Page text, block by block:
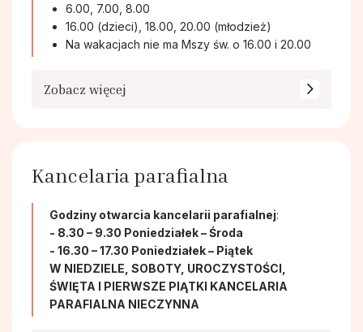
6.00, 7.00, 8.00
16.00 (dzieci), 18.00, 20.00 (młodzież)
Na wakacjach nie ma Mszy św. o 16.00 i 20.00
Zobacz więcej
Kancelaria parafialna
Godziny otwarcia kancelarii parafialnej:
- 8.30 – 9.30 Poniedziałek – Środa
- 16.30 – 17.30 Poniedziałek – Piątek
W NIEDZIELE, SOBOTY, UROCZYSTOŚCI,
ŚWIĘTA I PIERWSZE PIĄTKI KANCELARIA
PARAFIALNA NIECZYNNA